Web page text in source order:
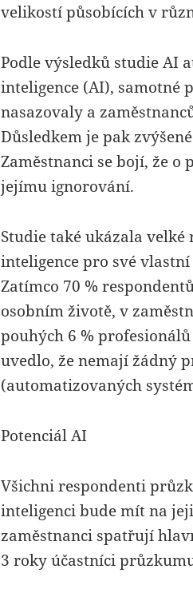
velikostí působících v
Podle výsledků studie AI
inteligence (AI), samotné
nasazovaly a
Důsledkem je pak
Zaměstnanci se bojí, že
jejímu ignorování.
Studie také ukázala
inteligence pro své
Zatímco 70 %
osobním životě, v
pouhých 6 %
uvedlo, že nemají žádný
(automatizovaných
Potenciál AI
Všichni respondenti
inteligenci bude mít na
zaměstnanci spatřují
3 roky účastníci